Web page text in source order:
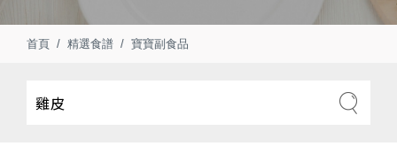
首頁 精選食譜 寶寶副食品